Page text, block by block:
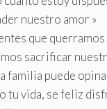
nuestro amor »
que
sacrificar
familia puede
tu vida, se feliz